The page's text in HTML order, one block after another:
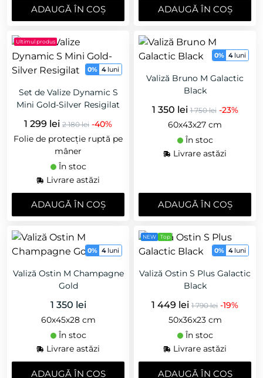
ADAUGǍ ÎN COȘ ADAUGǍ ÎN COȘ
Ultimul produs
0% 4 luni
Set de Valize Dynamic S
Mini Gold-Silver Resigilat
1 299 lei 2 180 lei -40%
Folie de protecție ruptă pe
mâner
În stoc
Livrare astăzi
ADAUGǍ ÎN COȘ
0% 4 luni
Valiză Bruno M Galactic
Black
1 350 lei 1 750 lei -23%
60х43х27 cm
În stoc
Livrare astăzi
ADAUGǍ ÎN COȘ
0% 4 luni
Valiză Ostin M Champagne
Gold
1 350 lei
60х45х28 cm
În stoc
Livrare astăzi
ADAUGǍ ÎN COȘ
NEW Top
0% 4 luni
Valiză Ostin S Plus Galactic
Black
1 449 lei 1 790 lei -19%
50x36x23 cm
În stoc
Livrare astăzi
ADAUGǍ ÎN COȘ